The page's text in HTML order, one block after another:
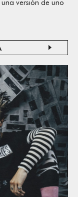
versión de uno